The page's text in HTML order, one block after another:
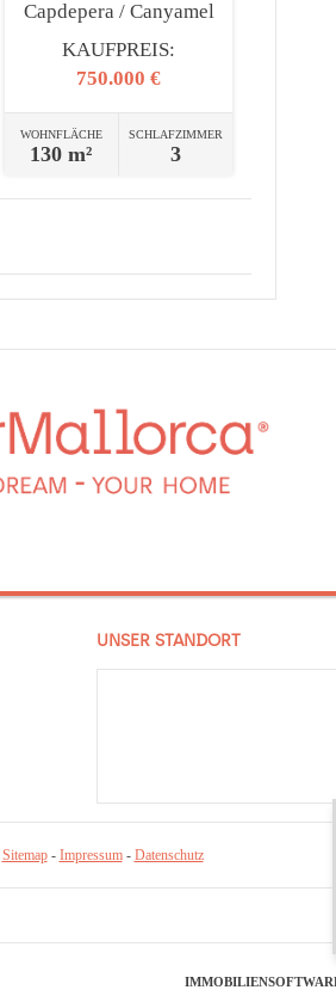
Capdepera / Canyamel
KAUFPREIS:
750.000 €
WOHNFLÄCHE
130 m²
SCHLAFZIMMER
3
UNSER STANDORT
Sitemap- Impressum- Datenschutz